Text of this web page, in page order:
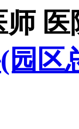
师
园区